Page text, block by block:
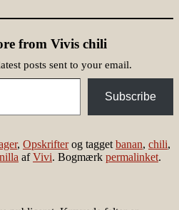
from Vivis chili
posts sent to your email.
Subscribe
, Opskrifterog tagget banan, chili,
afVivi. Bogmærk permalinket.